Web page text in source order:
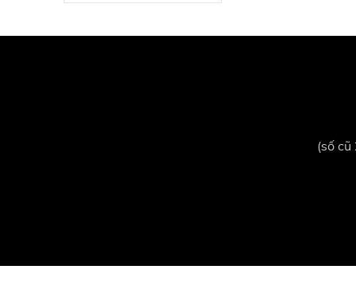
(số cũ